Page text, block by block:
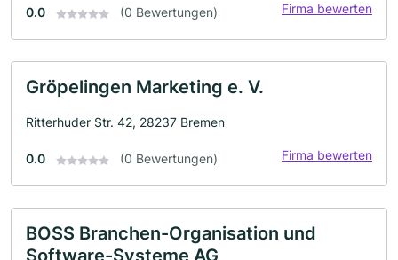
0.0 (0 Bewertungen) Firma bewerten
Gröpelingen Marketing e. V.
Ritterhuder Str. 42, 28237 Bremen
0.0 (0 Bewertungen) Firma bewerten
BOSS Branchen-Organisation und
Software-Systeme AG